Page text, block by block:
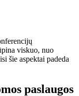
viskuo, nuo
šie aspektai padeda
paslaugos